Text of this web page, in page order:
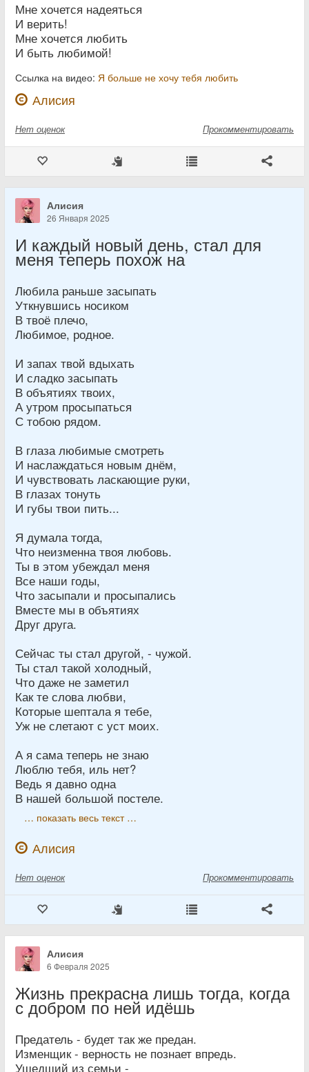
Мне хочется надеяться
И верить!
Мне хочется любить
И быть любимой!
Ссылка на видео: Я больше не хочу тебя любить
Алисия
Нет оценок Прокомментировать
Алисия
26 Января 2025
И каждый новый день, стал для
меня теперь похож на
Любила раньше засыпать
Уткнувшись носиком
В твоё плечо,
Любимое, родное.
И запах твой вдыхать
И сладко засыпать
В объятиях твоих,
А утром просыпаться
С тобою рядом.
В глаза любимые смотреть
И наслаждаться новым днём,
И чувствовать ласкающие руки,
В глазах тонуть
И губы твои пить...
Я думала тогда,
Что неизменна твоя любовь.
Ты в этом убеждал меня
Все наши годы,
Что засыпали и просыпались
Вместе мы в объятиях
Друг друга.
Сейчас ты стал другой, - чужой.
Ты стал такой холодный,
Что даже не заметил
Как те слова любви,
Которые шептала я тебе,
Уж не слетают с уст моих.
А я сама теперь не знаю
Люблю тебя, иль нет?
Ведь я давно одна
В нашей большой постеле.
… показать весь текст …
Алисия
Нет оценок Прокомментировать
Алисия
6 Февраля 2025
Жизнь прекрасна лишь тогда, когда
с добром по ней идёшь
Предатель - будет так же предан.
Изменщик - верность не познает впредь.
Ушедший из семьи -